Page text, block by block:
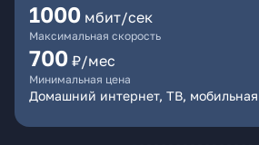
1000 мбит/сек
Максимальная скорость
700 ₽/мес
Минимальная цена
Домашний интернет, ТВ, мобильная